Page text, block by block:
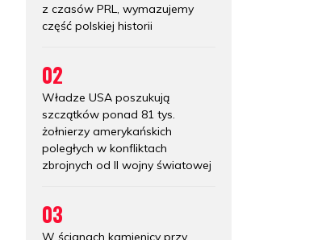
z czasów PRL, wymazujemy
część polskiej historii
02
Władze USA poszukują
szczątków ponad 81 tys.
żołnierzy amerykańskich
poległych w konfliktach
zbrojnych od II wojny światowej
03
W ścianach kamienicy przy